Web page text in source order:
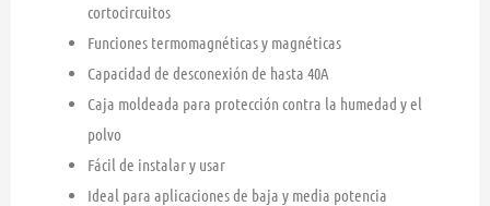
cortocircuitos
Funciones termomagnéticas y magnéticas
Capacidad de desconexión de hasta 40A
Caja moldeada para protección contra la humedad y el
polvo
Fácil de instalar y usar
Ideal para aplicaciones de baja y media potencia